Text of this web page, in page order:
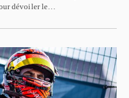
dévoiler le…